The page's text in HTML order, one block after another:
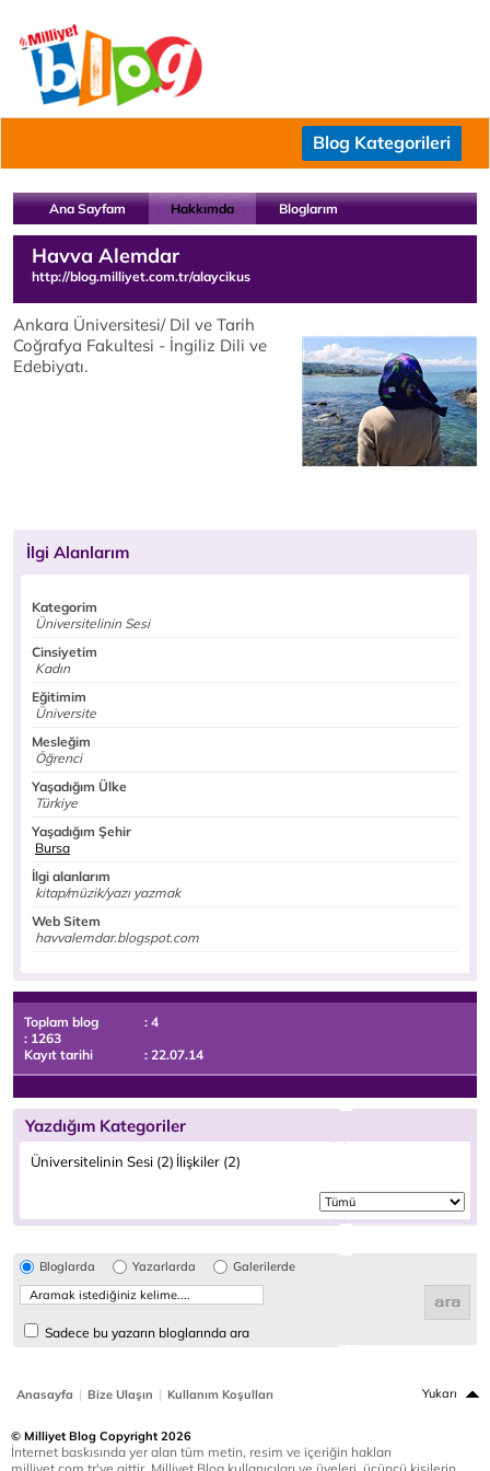
Blog Kategorileri
Ana Sayfam Hakkımda Bloglarım
Havva Alemdar
http://blog.milliyet.com.tr/alaycikus
Ankara Üniversitesi/ Dil ve Tarih
Coğrafya Fakultesi - İngiliz Dili ve
Edebiyatı.
İlgi Alanlarım
Kategorim
Üniversitelinin Sesi
Cinsiyetim
Kadın
Eğitimim
Üniversite
Mesleğim
Öğrenci
Yaşadığım Ülke
Türkiye
Yaşadığım Şehir
Bursa
İlgi alanlarım
kitap/müzik/yazı yazmak
Web Sitem
havvalemdar.blogspot.com
Toplam blog
: 4
: 1263
Kayıt tarihi
: 22.07.14
Yazdığım Kategoriler
Üniversitelinin Sesi (2) İlişkiler (2)
Bloglarda Yazarlarda Galerilerde
Sadece bu yazarın bloglarında ara
Anasayfa | Bize Ulaşın | Kullanım Koşulları Yukarı
© Milliyet Blog Copyright 2026
İnternet baskısında yer alan tüm metin, resim ve içeriğin hakları